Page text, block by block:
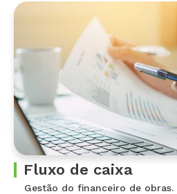
Fluxo de caixa
Gestão do financeiro de obras.